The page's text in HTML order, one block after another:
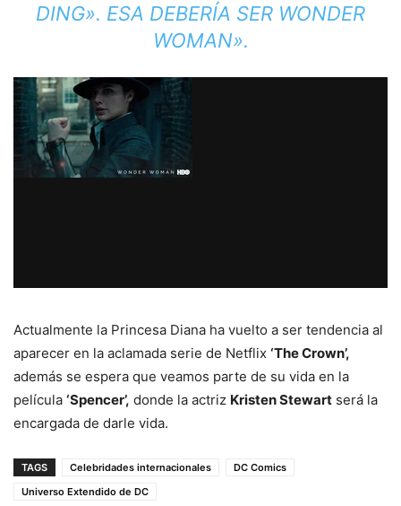
DING». ESA DEBERÍA SER WONDER
WOMAN».
Actualmente la Princesa Diana ha vuelto a ser tendencia al
aparecer en la aclamada serie de Netflix ‘The Crown’,
además se espera que veamos parte de su vida en la
película ‘Spencer’, donde la actriz Kristen Stewart será la
encargada de darle vida.
TAGS Celebridades internacionales
DC Comics
Universo Extendido de DC